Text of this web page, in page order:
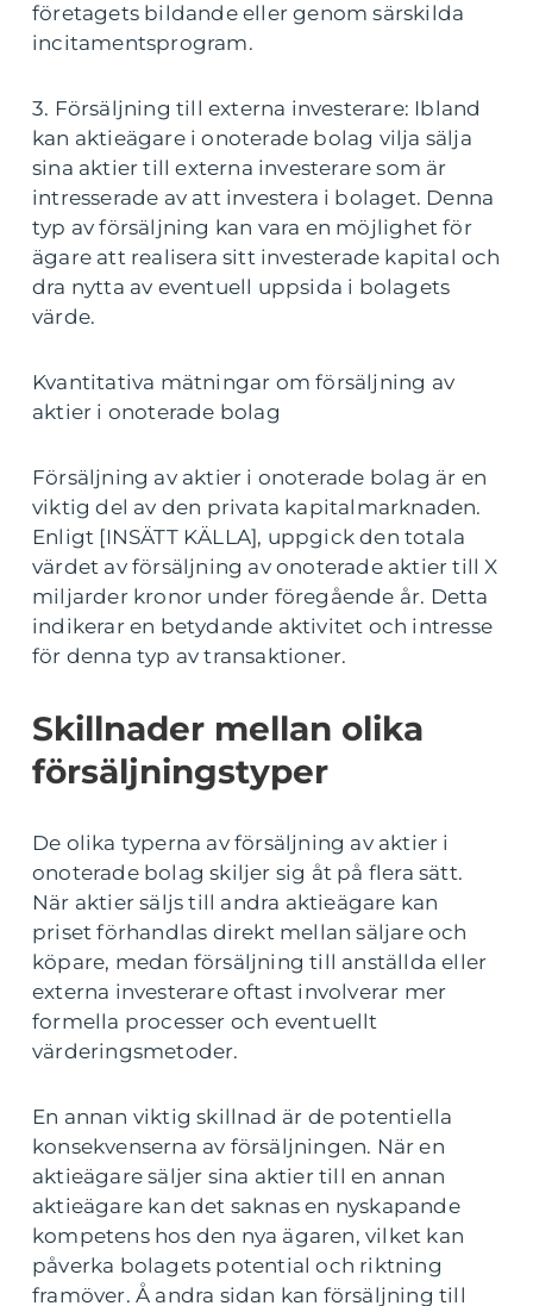
företagets bildande eller genom särskilda
incitamentsprogram.
3. Försäljning till externa investerare: Ibland
kan aktieägare i onoterade bolag vilja sälja
sina aktier till externa investerare som är
intresserade av att investera i bolaget. Denna
typ av försäljning kan vara en möjlighet för
ägare att realisera sitt investerade kapital och
dra nytta av eventuell uppsida i bolagets
värde.
Kvantitativa mätningar om försäljning av
aktier i onoterade bolag
Försäljning av aktier i onoterade bolag är en
viktig del av den privata kapitalmarknaden.
Enligt [INSÄTT KÄLLA], uppgick den totala
värdet av försäljning av onoterade aktier till X
miljarder kronor under föregående år. Detta
indikerar en betydande aktivitet och intresse
för denna typ av transaktioner.
Skillnader mellan olika
försäljningstyper
De olika typerna av försäljning av aktier i
onoterade bolag skiljer sig åt på flera sätt.
När aktier säljs till andra aktieägare kan
priset förhandlas direkt mellan säljare och
köpare, medan försäljning till anställda eller
externa investerare oftast involverar mer
formella processer och eventuellt
värderingsmetoder.
En annan viktig skillnad är de potentiella
konsekvenserna av försäljningen. När en
aktieägare säljer sina aktier till en annan
aktieägare kan det saknas en nyskapande
kompetens hos den nya ägaren, vilket kan
påverka bolagets potential och riktning
framöver. Å andra sidan kan försäljning till